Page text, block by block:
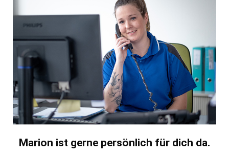
Marion ist gerne persönlich für dich da.